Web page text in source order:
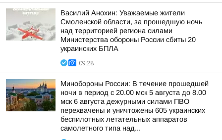
Василий Анохин: Уважаемые жители
Смоленской области, за прошедшую ночь
над территорией региона силами
Министерства обороны России сбиты 20
украинских БПЛА
09:28
Минобороны России: В течение прошедшей
ночи в период с 20.00 мск 5 августа до 8.00
мск 6 августа дежурными силами ПВО
перехвачены и уничтожены 605 украинских
беспилотных летательных аппаратов
самолетного типа над...